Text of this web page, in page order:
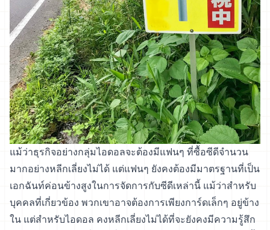
แม้ว่าธุรกิจอย่างกลุ่มไอดอลจะต้องมีแฟนๆ ที่ซื้อซีดีจำนวน
มากอย่างหลีกเลี่ยงไม่ได้ แต่แฟนๆ ยังคงต้องมีมาตรฐานที่เป็น
เอกฉันท์ค่อนข้างสูงในการจัดการกับซีดีเหล่านี้ แม้ว่าสำหรับ
บุคคลที่เกี่ยวข้อง พวกเขาอาจต้องการเพียงการ์ดเล็กๆ อยู่ข้าง
ใน แต่สำหรับไอดอล คงหลีกเลี่ยงไม่ได้ที่จะยังคงมีความรู้สึก